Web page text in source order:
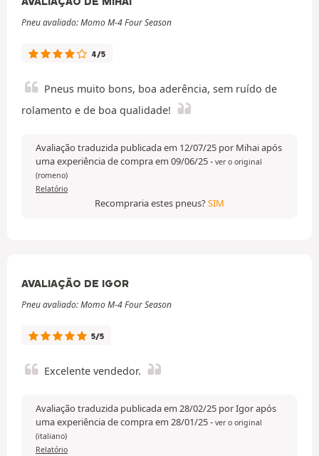
Pneu avaliado: Momo M-4 Four Season
4/5
Pneus muito bons, boa aderência, sem ruído de
rolamento e de boa qualidade!
Avaliação traduzida publicada em 12/07/25 por Mihai após
uma experiência de compra em 09/06/25- ver o original
(romeno)
Relatório
Recompraria estes pneus?SIM
AVALIAÇÃO DE IGOR
Pneu avaliado: Momo M-4 Four Season
5/5
Excelente vendedor.
Avaliação traduzida publicada em 28/02/25 por Igor após
uma experiência de compra em 28/01/25- ver o original
(italiano)
Relatório